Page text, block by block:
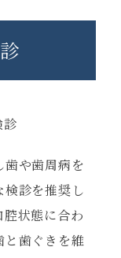
や歯周病を
診を推奨し
状態に合わ
と歯ぐきを維